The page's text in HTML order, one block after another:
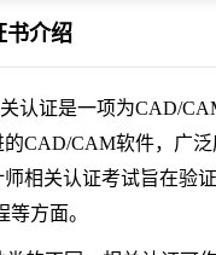
书介绍
认证是一项为CAD/
的CAD/CAM软件，广
相关认证考试旨在验
方面。